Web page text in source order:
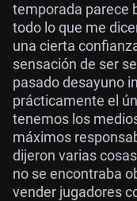
temporada parece
todo lo que me
una cierta
sensación de ser
pasado desayuno
prácticamente el
tenemos los
máximos
dijeron varias
no se encontraba
vender jugadores